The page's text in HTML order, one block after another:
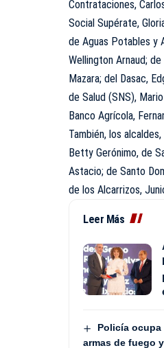
Contrataciones,
Social Supérate,
de Aguas Potables y
Wellington Arnaud;
Mazara; del Dasac,
de Salud (SNS),
Banco Agrícola,
También, los
Betty Gerónimo, de
Astacio; de Santo
de los Alcarrizos,
Leer Más
Policía
armas de fuego